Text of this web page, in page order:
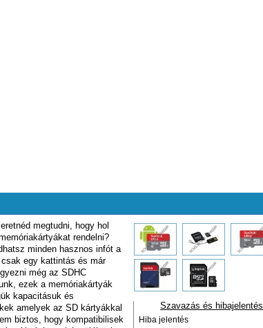
megtudni, hogy hol
rendelni?
minden hasznos infót a
egy kattintás és már
még az SDHC
ezek a memóriakártyák
kapacitásuk és
amelyek az SD kártyákkal
biztos, hogy kompatibilisek
Szavazás és hibajelentés
Hiba jelentés